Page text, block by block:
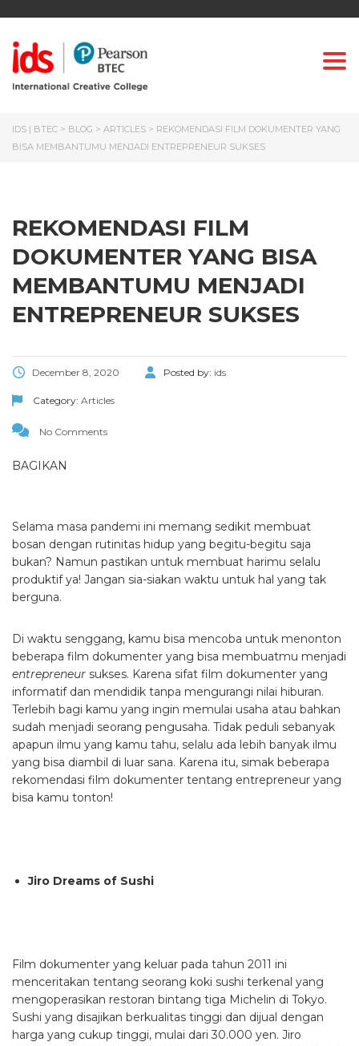
IDS | BTEC > BLOG > ARTICLES > REKOMENDASI FILM DOKUMENTER YANG
BISA MEMBANTUMU MENJADI ENTREPRENEUR SUKSES
REKOMENDASI FILM
DOKUMENTER YANG BISA
MEMBANTUMU MENJADI
ENTREPRENEUR SUKSES
December 8, 2020 Posted by: ids
Category: Articles
No Comments
BAGIKAN
Selama masa pandemi ini memang sedikit membuat
bosan dengan rutinitas hidup yang begitu-begitu saja
bukan? Namun pastikan untuk membuat harimu selalu
produktif ya! Jangan sia-siakan waktu untuk hal yang tak
berguna.
Di waktu senggang, kamu bisa mencoba untuk menonton
beberapa film dokumenter yang bisa membuatmu menjadi
entrepreneur sukses. Karena sifat film dokumenter yang
informatif dan mendidik tanpa mengurangi nilai hiburan.
Terlebih bagi kamu yang ingin memulai usaha atau bahkan
sudah menjadi seorang pengusaha. Tidak peduli sebanyak
apapun ilmu yang kamu tahu, selalu ada lebih banyak ilmu
yang bisa diambil di luar sana. Karena itu, simak beberapa
rekomendasi film dokumenter tentang entrepreneur yang
bisa kamu tonton!
Jiro Dreams of Sushi
Film dokumenter yang keluar pada tahun 2011 ini
menceritakan tentang seorang koki sushi terkenal yang
mengoperasikan restoran bintang tiga Michelin di Tokyo.
Sushi yang disajikan berkualitas tinggi dan dijual dengan
harga yang cukup tinggi, mulai dari 30.000 yen. Jiro